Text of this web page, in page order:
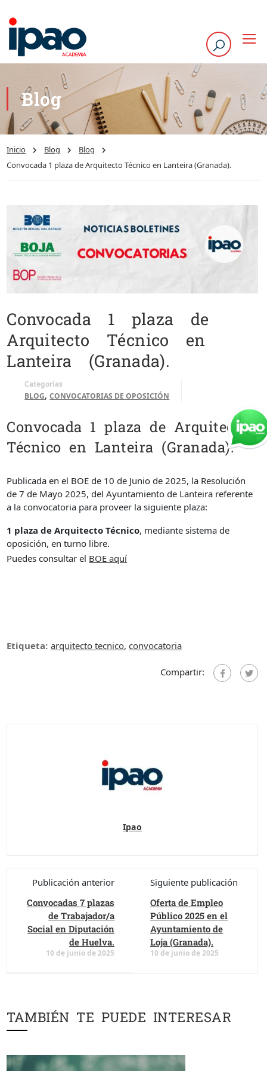
Blog
Inicio Blog
Blog
Convocada 1 plaza de Arquitecto Técnico en Lanteira (Granada).
Convocada 1 plaza de
Arquitecto Técnico en
Lanteira (Granada).
Categorías
BLOG,CONVOCATORIAS DE OPOSICIÓN
Convocada 1 plaza de Arquitecto
Técnico en Lanteira (Granada).
Publicada en el BOE de 10 de Junio de 2025, la Resolución
de 7 de Mayo 2025, del Ayuntamiento de Lanteira referente
a la convocatoria para proveer la siguiente plaza:
1 plaza de Arquitecto Técnico, mediante sistema de
oposición, en turno libre.
Puedes consultar el BOE aquí
Etiqueta: arquitecto tecnico,convocatoria
Compartir:
Ipao
Publicación anterior
Convocadas 7 plazas
de Trabajador/a
Social en Diputación
de Huelva.
10 de junio de 2025
Siguiente publicación
Oferta de Empleo
Público 2025 en el
Ayuntamiento de
Loja (Granada).
10 de junio de 2025
TAMBIÉN TE PUEDE INTERESAR